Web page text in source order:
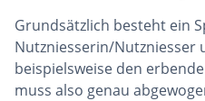
Grundsätzlich besteht ein
Nutzniesserin/Nutzniesser
beispielsweise den
muss also genau